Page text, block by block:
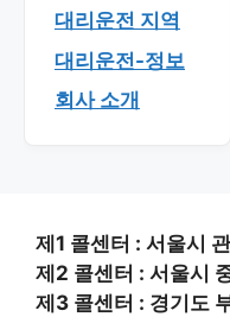
대리운전 지역
대리운전-정보
회사 소개
제1 콜센터 : 서울시
제2 콜센터 : 서울시
제3 콜센터 : 경기도